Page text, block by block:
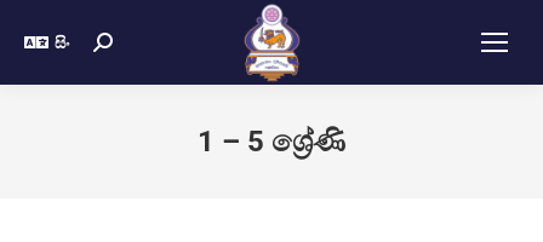
සිං
1 – 5 ශ්‍රේණි